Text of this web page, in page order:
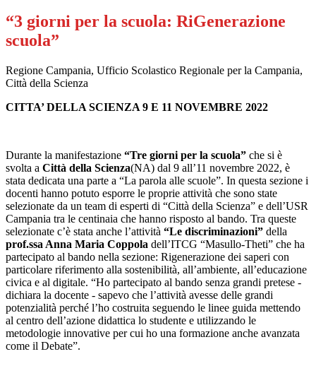
“3 giorni per la scuola: RiGenerazione
scuola”
Regione Campania, Ufficio Scolastico Regionale per la Campania,
Città della Scienza
CITTA’ DELLA SCIENZA 9 E 11 NOVEMBRE 2022
Durante la manifestazione “Tre giorni per la scuola” che si è
svolta a Città della Scienza(NA) dal 9 all’11 novembre 2022, è
stata dedicata una parte a “La parola alle scuole”. In questa sezione i
docenti hanno potuto esporre le proprie attività che sono state
selezionate da un team di esperti di “Città della Scienza” e dell’USR
Campania tra le centinaia che hanno risposto al bando. Tra queste
selezionate c’è stata anche l’attività “Le discriminazioni” della
prof.ssa Anna Maria Coppola dell’ITCG “Masullo-Theti” che ha
partecipato al bando nella sezione: Rigenerazione dei saperi con
particolare riferimento alla sostenibilità, all’ambiente, all’educazione
civica e al digitale. “Ho partecipato al bando senza grandi pretese -
dichiara la docente - sapevo che l’attività avesse delle grandi
potenzialità perché l’ho costruita seguendo le linee guida mettendo
al centro dell’azione didattica lo studente e utilizzando le
metodologie innovative per cui ho una formazione anche avanzata
come il Debate”.